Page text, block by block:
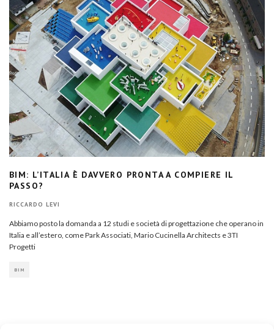
BIM: L’ITALIA È DAVVERO PRONTA A COMPIERE IL
PASSO?
RICCARDO LEVI
Abbiamo posto la domanda a 12 studi e società di progettazione che operano in
Italia e all’estero, come Park Associati, Mario Cucinella Architects e 3TI
Progetti
BIM